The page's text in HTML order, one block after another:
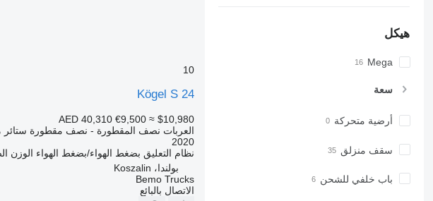
هيكل
Mega
سعة
أرضية متحركة
سقف منزلق
باب خلفي للشحن
10
Kögel S 24
AED 40,310 €9,500 ≈ $10,980
العربات نصف المقطورة - نصف مقطورة ستائر
2020
نظام التعليق بضغط الهواء/بضغط الهواء الوزن
بولندا، Koszalin
Bemo Trucks
الاتصال بالبائع